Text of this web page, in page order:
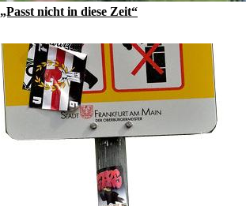
„Passt nicht in diese Zeit“